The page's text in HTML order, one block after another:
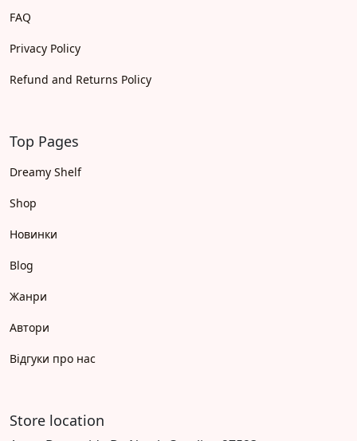
FAQ
Privacy Policy
Refund and Returns Policy
Top Pages
Dreamy Shelf
Shop
Новинки
Blog
Жанри
Автори
Відгуки про нас
Store location